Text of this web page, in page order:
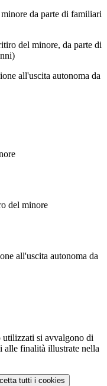
da parte di familiari
del minore, da parte di
all'uscita autonoma da
del minore
all'uscita autonoma da
utilizzati si avvalgono di
alle finalità illustrate nella
tutti i cookies